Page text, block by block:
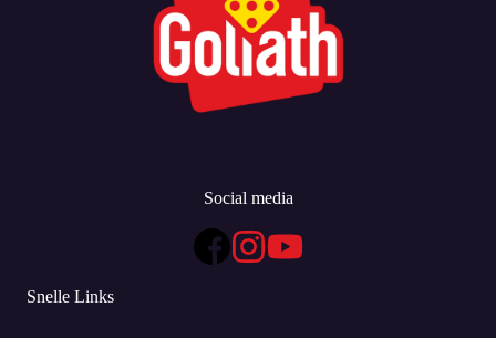
Social media
Snelle Links